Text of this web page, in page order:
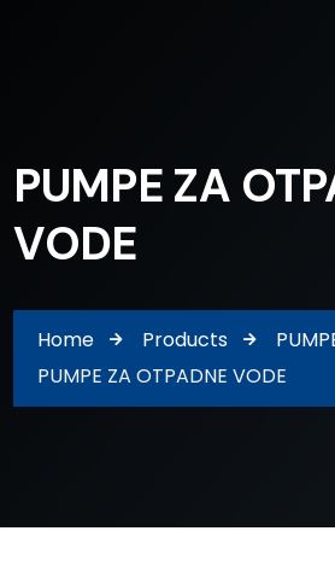
PUMPE ZA
VODE
Home Products
PUMPE ZA OTPADNE VODE